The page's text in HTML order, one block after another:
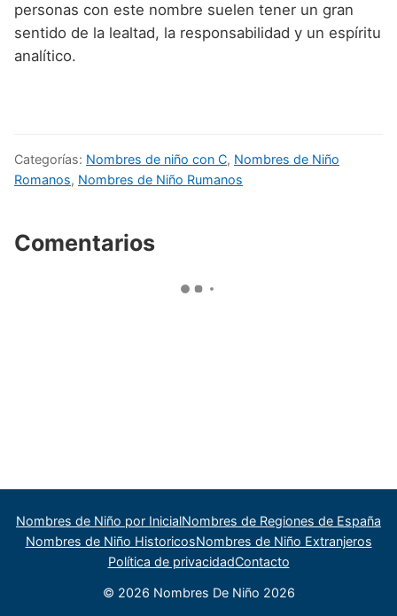
personas con este nombre suelen tener un gran
sentido de la lealtad, la responsabilidad y un espíritu
analítico.
Categorías: Nombres de niño con C, Nombres de Niño
Romanos, Nombres de Niño Rumanos
Comentarios
Nombres de Niño por InicialNombres de Regiones de España
Nombres de Niño HistoricosNombres de Niño Extranjeros
Política de privacidadContacto
© 2026 Nombres De Niño 2026